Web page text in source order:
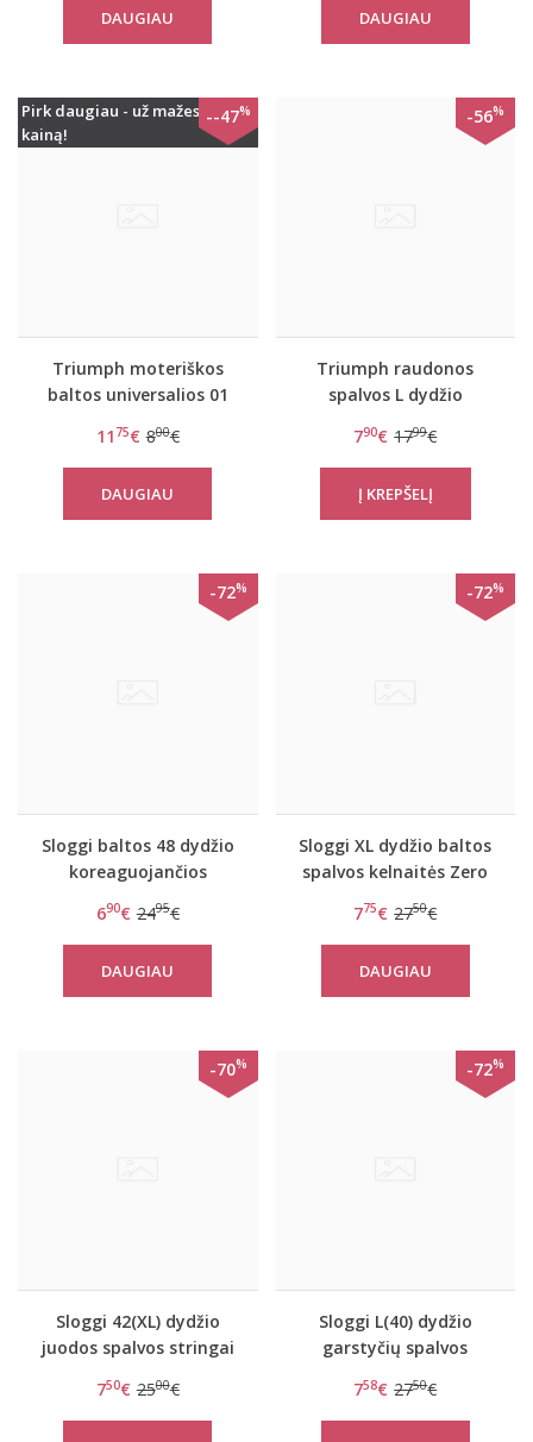
DAUGIAU DAUGIAU
Pirk daugiau - už mažesnę
kainą!
--47%
Triumph moteriškos
baltos universalios 01
leg string
11 75€ 800€
DAUGIAU
-56%
Triumph raudonos
spalvos L dydžio
String
790€ 1799€
-72%
Sloggi baltos 48 dydžio
koreaguojančios
690€ 2495€
DAUGIAU
-72%
Sloggi XL dydžio baltos
spalvos kelnaitės Zero
775€ 2750€
DAUGIAU
-70%
Sloggi 42(XL) dydžio
juodos spalvos stringai
750€ 2500€
-72%
Sloggi L(40) dydžio
garstyčių spalvos
Natural Midi
758€ 2750€